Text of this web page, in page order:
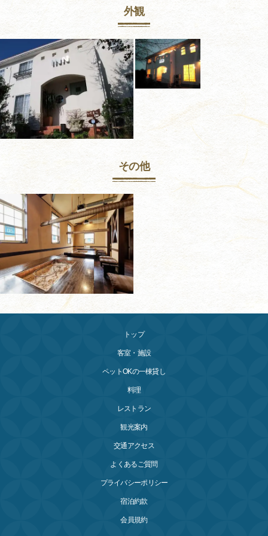
外観
その他
トップ
客室・施設
ペットOKの一棟貸し
料理
レストラン
観光案内
交通アクセス
よくあるご質問
プライバシーポリシー
宿泊約款
会員規約